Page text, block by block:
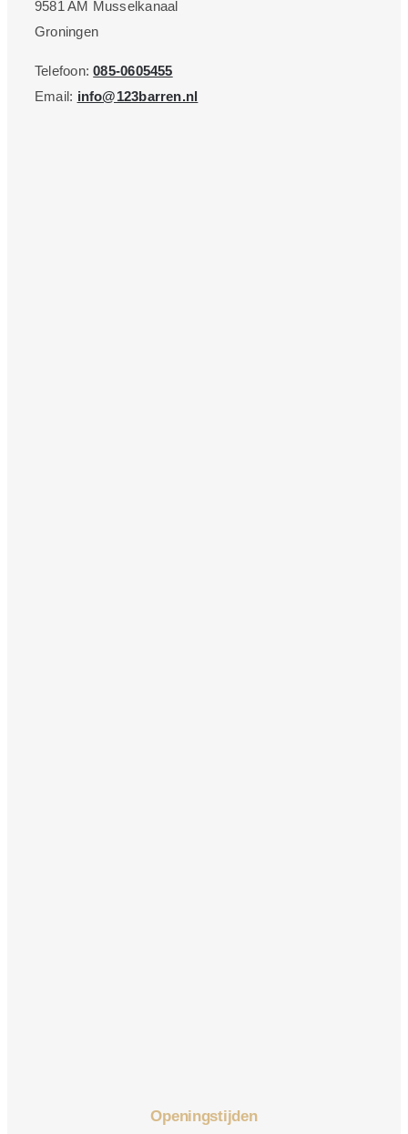
9581 AM Musselkanaal
Groningen
Telefoon:085-0605455
Email: info@123barren.nl
Openingstijden